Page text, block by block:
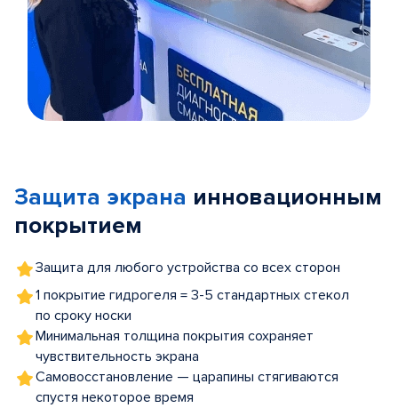
5
Защита экрана инновационным
покрытием
Защита для любого устройства со всех сторон
1 покрытие гидрогеля = 3-5 стандартных стекол
по сроку носки
Минимальная толщина покрытия сохраняет
чувствительность экрана
Самовосстановление — царапины стягиваются
спустя некоторое время